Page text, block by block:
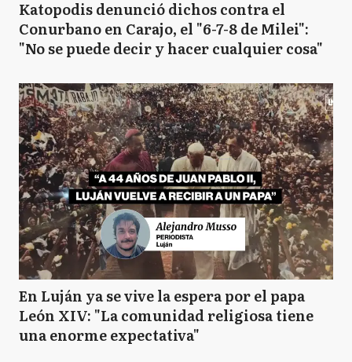
Katopodis denunció dichos contra el
Conurbano en Carajo, el "6-7-8 de Milei":
"No se puede decir y hacer cualquier cosa"
En Luján ya se vive la espera por el papa
León XIV: "La comunidad religiosa tiene
una enorme expectativa"